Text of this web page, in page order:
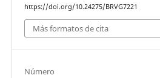
https://doi.org/10.24275/BRVG7221
Más formatos de cita
Número